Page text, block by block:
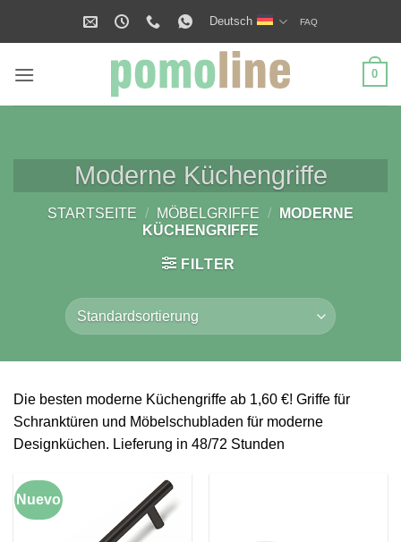
Deutsch FAQ
0
Moderne Küchengriffe
STARTSEITE / MÖBELGRIFFE /
MODERNE
KÜCHENGRIFFE
FILTER
Die besten moderne Küchengriffe ab 1,60 €! Griffe für
Schranktüren und Möbelschubladen für moderne
Designküchen. Lieferung in 48/72 Stunden
Nuevo